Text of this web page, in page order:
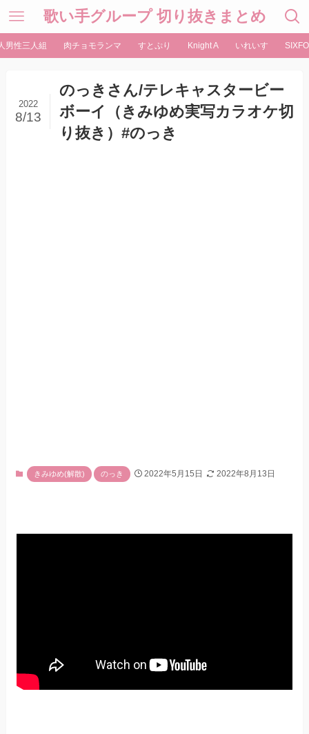
歌い手グループ 切り抜きまとめ
男性三人組 肉チョモランマ すとぷり Knight A いれいす
のっきさん/テレキャスタービー
ボーイ（きみゆめ実写カラオケ切
り抜き）#のっき
2022
8/13
きみゆめ(解散) のっき 2022年5月15日 2022年8月13日